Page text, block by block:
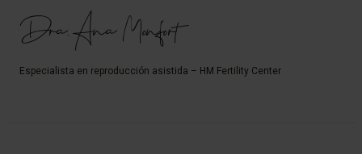
Dra. Ana Monfort
Especialista en reproducción asistida – HM Fertility Center